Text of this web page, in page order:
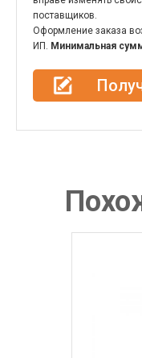
поставщиков.
Оформление заказа
ИП. Минимальная